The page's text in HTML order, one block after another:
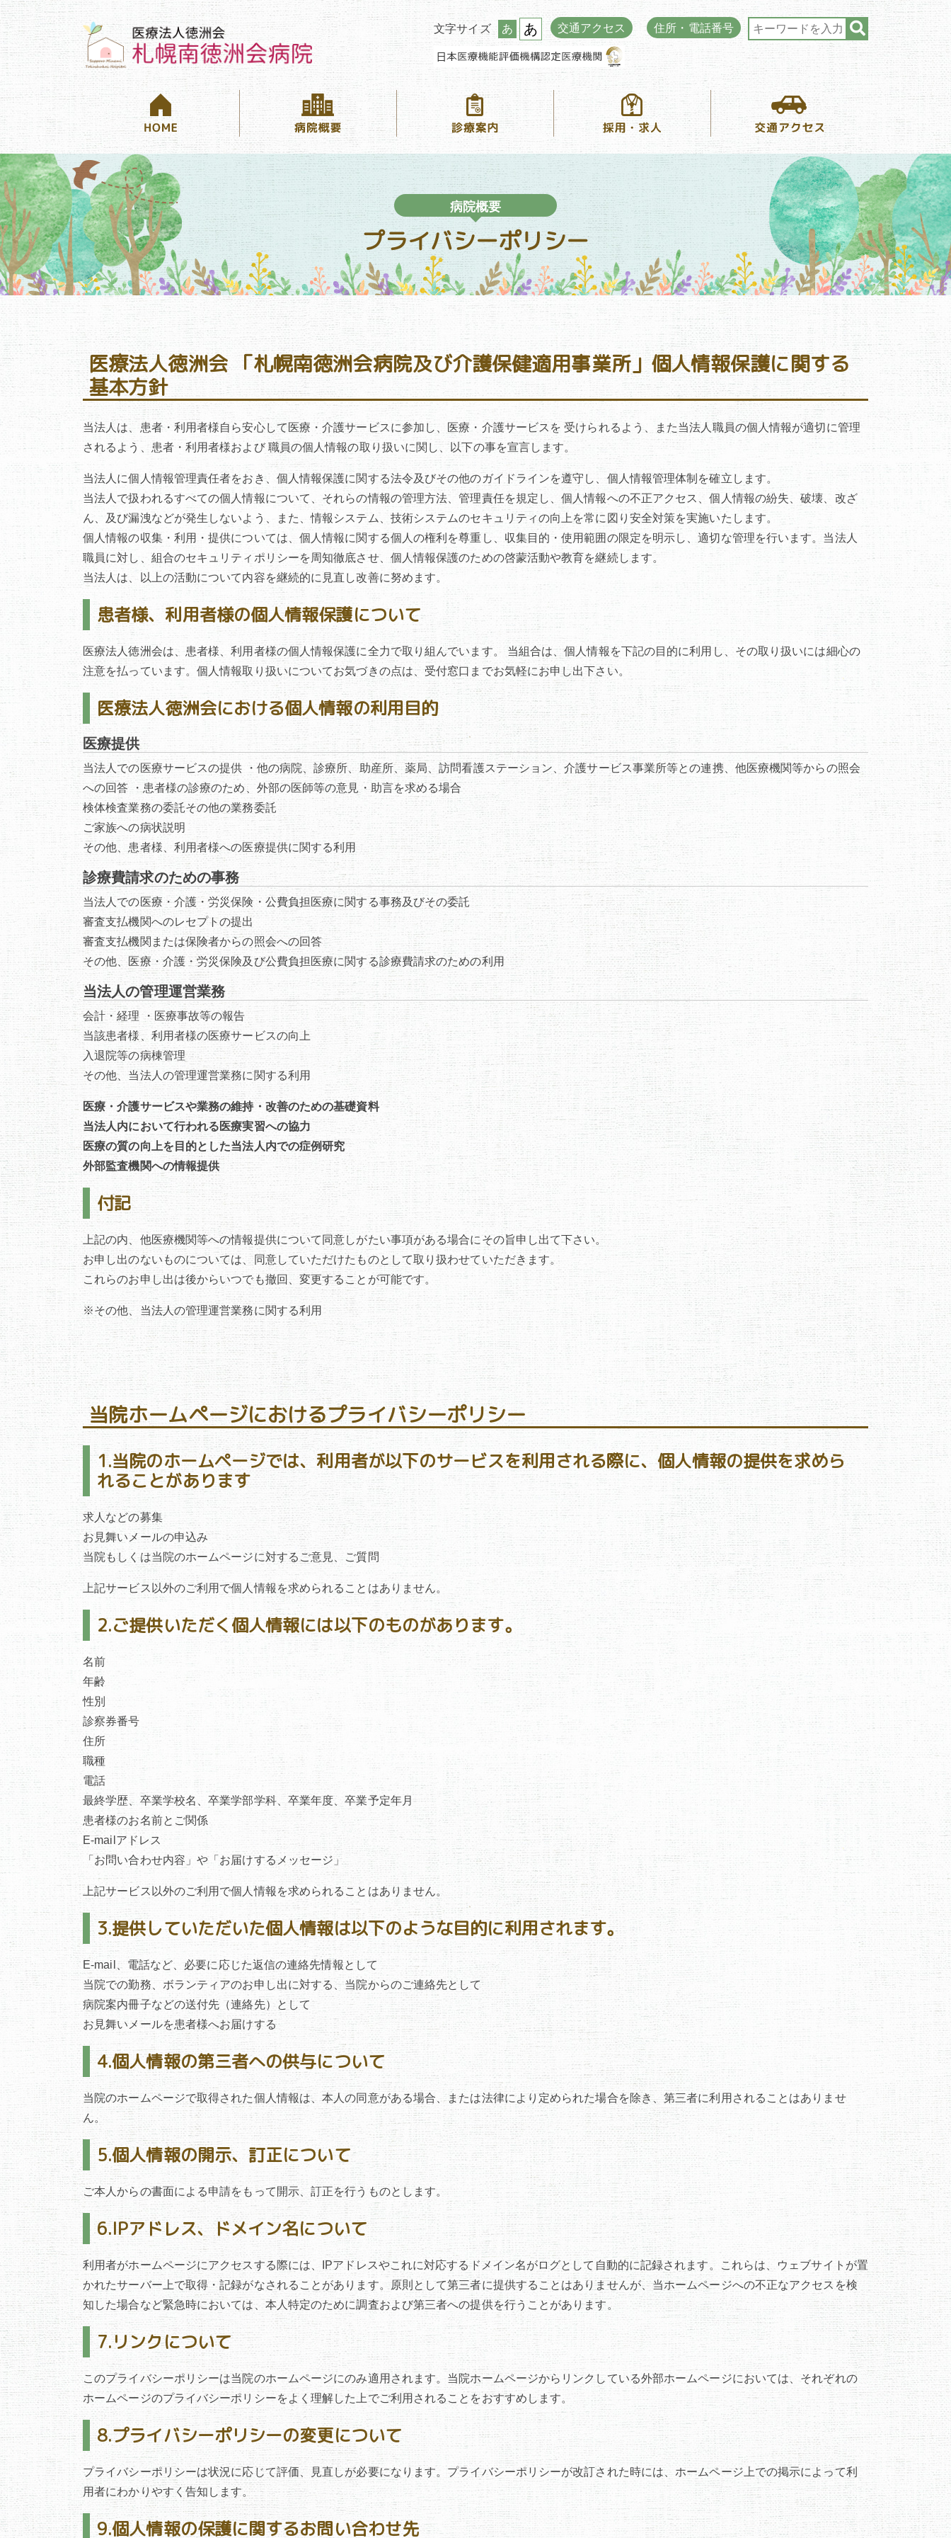
文字サイズ あ あ 交通アクセス 住所・電話番号
病院概要
プライバシーポリシー
医療法人徳洲会 「札幌南徳洲会病院及び介護保健適用事業所」個人情報保護に関する
基本方針
当法人は、患者・利用者様自ら安心して医療・介護サービスに参加し、医療・介護サービスを 受けられるよう、また当法人職員の個人情報が適切に管理
されるよう、患者・利用者様および 職員の個人情報の取り扱いに関し、以下の事を宣言します。
当法人に個人情報管理責任者をおき、個人情報保護に関する法令及びその他のガイドラインを遵守し、個人情報管理体制を確立します。
当法人で扱われるすべての個人情報について、それらの情報の管理方法、管理責任を規定し、個人情報への不正アクセス、個人情報の紛失、破壊、改ざ
ん、及び漏洩などが発生しないよう、また、情報システム、技術システムのセキュリティの向上を常に図り安全対策を実施いたします。
個人情報の収集・利用・提供については、個人情報に関する個人の権利を尊重し、収集目的・使用範囲の限定を明示し、適切な管理を行います。当法人
職員に対し、組合のセキュリティポリシーを周知徹底させ、個人情報保護のための啓蒙活動や教育を継続します。
当法人は、以上の活動について内容を継続的に見直し改善に努めます。
患者様、利用者様の個人情報保護について
医療法人徳洲会は、患者様、利用者様の個人情報保護に全力で取り組んでいます。 当組合は、個人情報を下記の目的に利用し、その取り扱いには細心の
注意を払っています。個人情報取り扱いについてお気づきの点は、受付窓口までお気軽にお申し出下さい。
医療法人徳洲会における個人情報の利用目的
医療提供
当法人での医療サービスの提供 ・他の病院、診療所、助産所、薬局、訪問看護ステーション、介護サービス事業所等との連携、他医療機関等からの照会
への回答 ・患者様の診療のため、外部の医師等の意見・助言を求める場合
検体検査業務の委託その他の業務委託
ご家族への病状説明
その他、患者様、利用者様への医療提供に関する利用
診療費請求のための事務
当法人での医療・介護・労災保険・公費負担医療に関する事務及びその委託
審査支払機関へのレセプトの提出
審査支払機関または保険者からの照会への回答
その他、医療・介護・労災保険及び公費負担医療に関する診療費請求のための利用
当法人の管理運営業務
会計・経理 ・医療事故等の報告
当該患者様、利用者様の医療サービスの向上
入退院等の病棟管理
その他、当法人の管理運営業務に関する利用
医療・介護サービスや業務の維持・改善のための基礎資料
当法人内において行われる医療実習への協力
医療の質の向上を目的とした当法人内での症例研究
外部監査機関への情報提供
付記
上記の内、他医療機関等への情報提供について同意しがたい事項がある場合にその旨申し出て下さい。
お申し出のないものについては、同意していただけたものとして取り扱わせていただきます。
これらのお申し出は後からいつでも撤回、変更することが可能です。
※その他、当法人の管理運営業務に関する利用
当院ホームページにおけるプライバシーポリシー
1.当院のホームページでは、利用者が以下のサービスを利用される際に、個人情報の提供を求めら
れることがあります
求人などの募集
お見舞いメールの申込み
当院もしくは当院のホームページに対するご意見、ご質問
上記サービス以外のご利用で個人情報を求められることはありません。
2.ご提供いただく個人情報には以下のものがあります。
名前
年齢
性別
診察券番号
住所
職種
電話
最終学歴、卒業学校名、卒業学部学科、卒業年度、卒業予定年月
患者様のお名前とご関係
E-mailアドレス
「お問い合わせ内容」や「お届けするメッセージ」
上記サービス以外のご利用で個人情報を求められることはありません。
3.提供していただいた個人情報は以下のような目的に利用されます。
E-mail、電話など、必要に応じた返信の連絡先情報として
当院での勤務、ボランティアのお申し出に対する、当院からのご連絡先として
病院案内冊子などの送付先（連絡先）として
お見舞いメールを患者様へお届けする
4.個人情報の第三者への供与について
当院のホームページで取得された個人情報は、本人の同意がある場合、または法律により定められた場合を除き、第三者に利用されることはありませ
ん。
5.個人情報の開示、訂正について
ご本人からの書面による申請をもって開示、訂正を行うものとします。
6.IPアドレス、ドメイン名について
利用者がホームページにアクセスする際には、IPアドレスやこれに対応するドメイン名がログとして自動的に記録されます。これらは、ウェブサイトが置
かれたサーバー上で取得・記録がなされることがあります。原則として第三者に提供することはありませんが、当ホームページへの不正なアクセスを検
知した場合など緊急時においては、本人特定のために調査および第三者への提供を行うことがあります。
7.リンクについて
このプライバシーポリシーは当院のホームページにのみ適用されます。当院ホームページからリンクしている外部ホームページにおいては、それぞれの
ホームページのプライバシーポリシーをよく理解した上でご利用されることをおすすめします。
8.プライバシーポリシーの変更について
プライバシーポリシーは状況に応じて評価、見直しが必要になります。プライバシーポリシーが改訂された時には、ホームページ上での掲示によって利
用者にわかりやすく告知します。
9.個人情報の保護に関するお問い合わせ先